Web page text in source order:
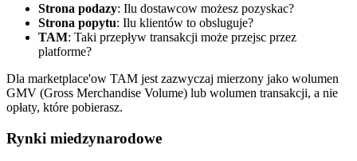
Strona podazy: Ilu dostawcow możesz pozyskac?
Strona popytu: Ilu klientów to obsluguje?
TAM: Taki przepływ transakcji może przejsc przez
platforme?
Dla marketplace'ow TAM jest zazwyczaj mierzony jako wolumen
GMV (Gross Merchandise Volume) lub wolumen transakcji, a nie
opłaty, które pobierasz.
Rynki miedzynarodowe